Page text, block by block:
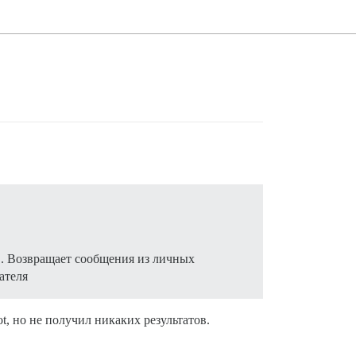
Возвращает сообщения из личных
но не получил никаких результатов.